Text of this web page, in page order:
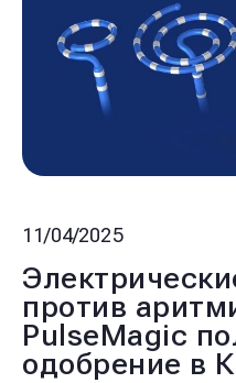
11/04/2025
против
PulseMagic
одобрение в